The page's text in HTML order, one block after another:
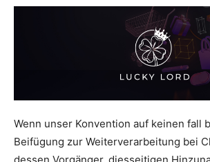
Wenn unser Konvention auf keinen fall
Beifügung zur Weiterverarbeitung bei